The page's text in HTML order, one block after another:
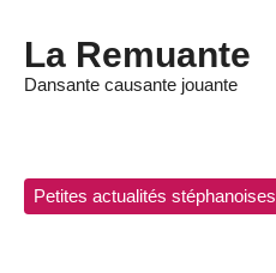
La Remuante
Dansante causante jouante
Petites actualités stéphanoises